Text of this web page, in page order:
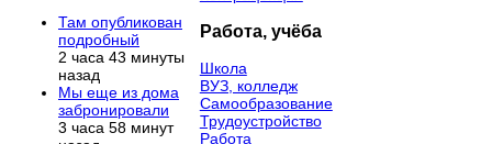
Там опубликован
подробный
2 часа 43 минуты
назад
Мы еще из дома
забронировали
3 часа 58 минут
Работа, учёба
Школа
ВУЗ, колледж
Самообразование
Трудоустройство
Работа